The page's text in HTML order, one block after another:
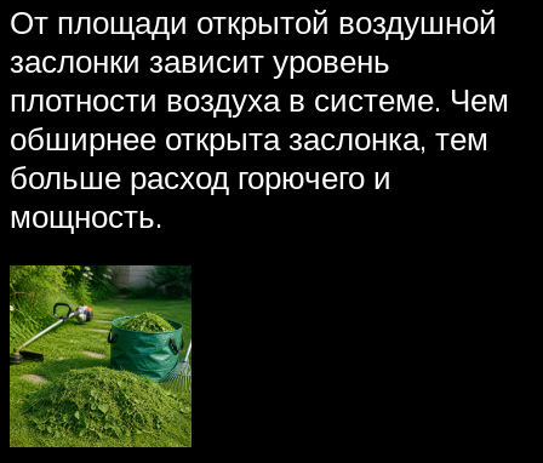
От площади открытой воздушной
заслонки зависит уровень
плотности воздуха в системе. Чем
обширнее открыта заслонка, тем
больше расход горючего и
мощность.